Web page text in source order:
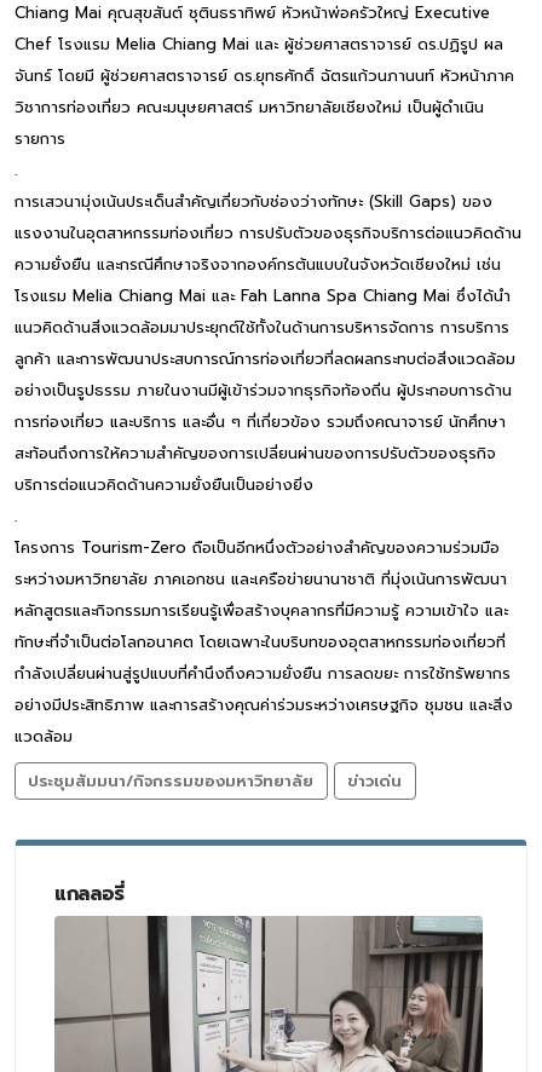
Chiang Mai คุณสุขสันต์ ชุตินธราทิพย์ หัวหน้าพ่อครัวใหญ่ Executive
Chef โรงแรม Melia Chiang Mai และ ผู้ช่วยศาสตราจารย์ ดร.ปฏิรูป ผล
จันทร์ โดยมี ผู้ช่วยศาสตราจารย์ ดร.ยุทธศักดิ์ ฉัตรแก้วนภานนท์ หัวหน้าภาค
วิชาการท่องเที่ยว คณะมนุษยศาสตร์ มหาวิทยาลัยเชียงใหม่ เป็นผู้ดำเนิน
รายการ
.
การเสวนามุ่งเน้นประเด็นสำคัญเกี่ยวกับช่องว่างทักษะ (Skill Gaps) ของ
แรงงานในอุตสาหกรรมท่องเที่ยว การปรับตัวของธุรกิจบริการต่อแนวคิดด้าน
ความยั่งยืน และกรณีศึกษาจริงจากองค์กรต้นแบบในจังหวัดเชียงใหม่ เช่น
โรงแรม Melia Chiang Mai และ Fah Lanna Spa Chiang Mai ซึ่งได้นำ
แนวคิดด้านสิ่งแวดล้อมมาประยุกต์ใช้ทั้งในด้านการบริหารจัดการ การบริการ
ลูกค้า และการพัฒนาประสบการณ์การท่องเที่ยวที่ลดผลกระทบต่อสิ่งแวดล้อม
อย่างเป็นรูปธรรม ภายในงานมีผู้เข้าร่วมจากธุรกิจท้องถิ่น ผู้ประกอบการด้าน
การท่องเที่ยว และบริการ และอื่น ๆ ที่เกี่ยวข้อง รวมถึงคณาจารย์ นักศึกษา
สะท้อนถึงการให้ความสำคัญของการเปลี่ยนผ่านของการปรับตัวของธุรกิจ
บริการต่อแนวคิดด้านความยั่งยืนเป็นอย่างยิ่ง
.
โครงการ Tourism-Zero ถือเป็นอีกหนึ่งตัวอย่างสำคัญของความร่วมมือ
ระหว่างมหาวิทยาลัย ภาคเอกชน และเครือข่ายนานาชาติ ที่มุ่งเน้นการพัฒนา
หลักสูตรและกิจกรรมการเรียนรู้เพื่อสร้างบุคลากรที่มีความรู้ ความเข้าใจ และ
ทักษะที่จำเป็นต่อโลกอนาคต โดยเฉพาะในบริบทของอุตสาหกรรมท่องเที่ยวที่
กำลังเปลี่ยนผ่านสู่รูปแบบที่คำนึงถึงความยั่งยืน การลดขยะ การใช้ทรัพยากร
อย่างมีประสิทธิภาพ และการสร้างคุณค่าร่วมระหว่างเศรษฐกิจ ชุมชน และสิ่ง
แวดล้อม
ประชุมสัมมนา/กิจกรรมของมหาวิทยาลัย
ข่าวเด่น
แกลลอรี่